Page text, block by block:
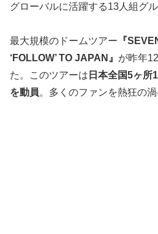
グローバルに活躍する13人組グ
最大規模のドームツアー 『
‘FOLLOW’ TO JAPAN』 が昨年
た。このツアーは 日本全国5ヶ所
を動員。多くのファンを熱狂の渦